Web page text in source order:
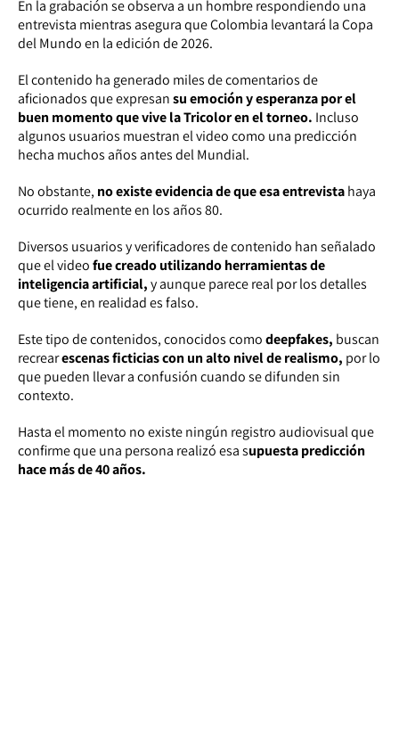
En la grabación se observa a un hombre respondiendo una
entrevista mientras asegura que Colombia levantará la Copa
del Mundo en la edición de 2026.
El contenido ha generado miles de comentarios de
aficionados que expresansu emoción y esperanza por el
buen momento que vive la Tricolor en el torneo. Incluso
algunos usuarios muestran el video como una predicción
hecha muchos años antes del Mundial.
No obstante, no existe evidencia de que esa entrevistahaya
ocurrido realmente en los años 80.
Diversos usuarios y verificadores de contenido han señalado
que el videofue creado utilizando herramientas de
inteligencia artificial,y aunque parece real por los detalles
que tiene, en realidad es falso.
Este tipo de contenidos, conocidos comodeepfakes, buscan
recrearescenas ficticias con un alto nivel de realismo, por lo
que pueden llevar a confusión cuando se difunden sin
contexto.
Hasta el momento no existe ningún registro audiovisual que
confirme que una persona realizó esa supuesta predicción
hace más de 40 años.